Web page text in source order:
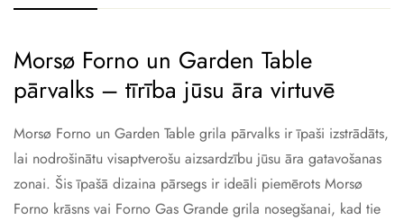
Morsø Forno un Garden Table
pārvalks – tīrība jūsu āra virtuvē
Morsø Forno un Garden Table grila pārvalks ir īpaši izstrādāts,
lai nodrošinātu visaptverošu aizsardzību jūsu āra gatavošanas
zonai. Šis īpašā dizaina pārsegs ir ideāli piemērots Morsø
Forno krāsns vai Forno Gas Grande grila nosegšanai, kad tie